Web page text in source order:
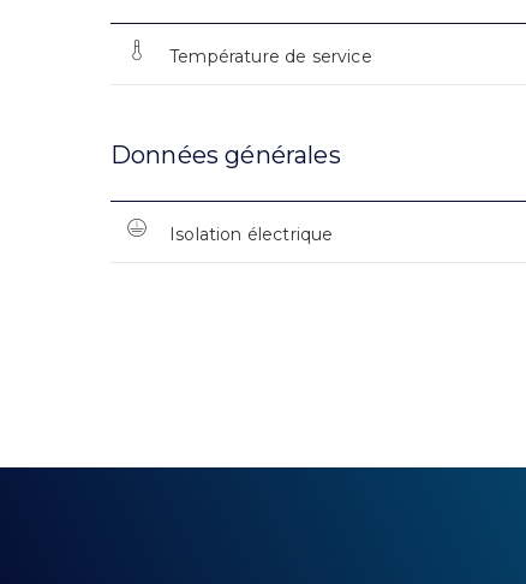
Température de service
Données générales
Isolation électrique